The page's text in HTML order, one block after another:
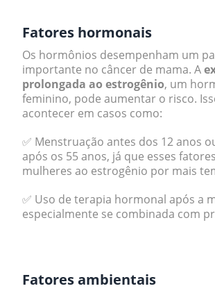
Fatores hormonais
Os hormônios desempenham um
importante no câncer de mama. A
prolongada ao estrogênio, um
feminino, pode aumentar o risco.
acontecer em casos como:
✅ Menstruação antes dos 12 anos
após os 55 anos, já que esses
mulheres ao estrogênio por mais
✅ Uso de terapia hormonal após a
especialmente se combinada com
Fatores ambientais